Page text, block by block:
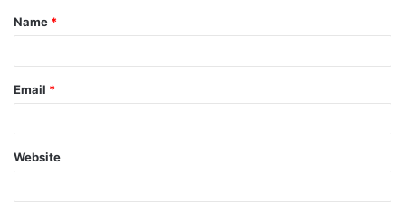
Name *
Email *
Website